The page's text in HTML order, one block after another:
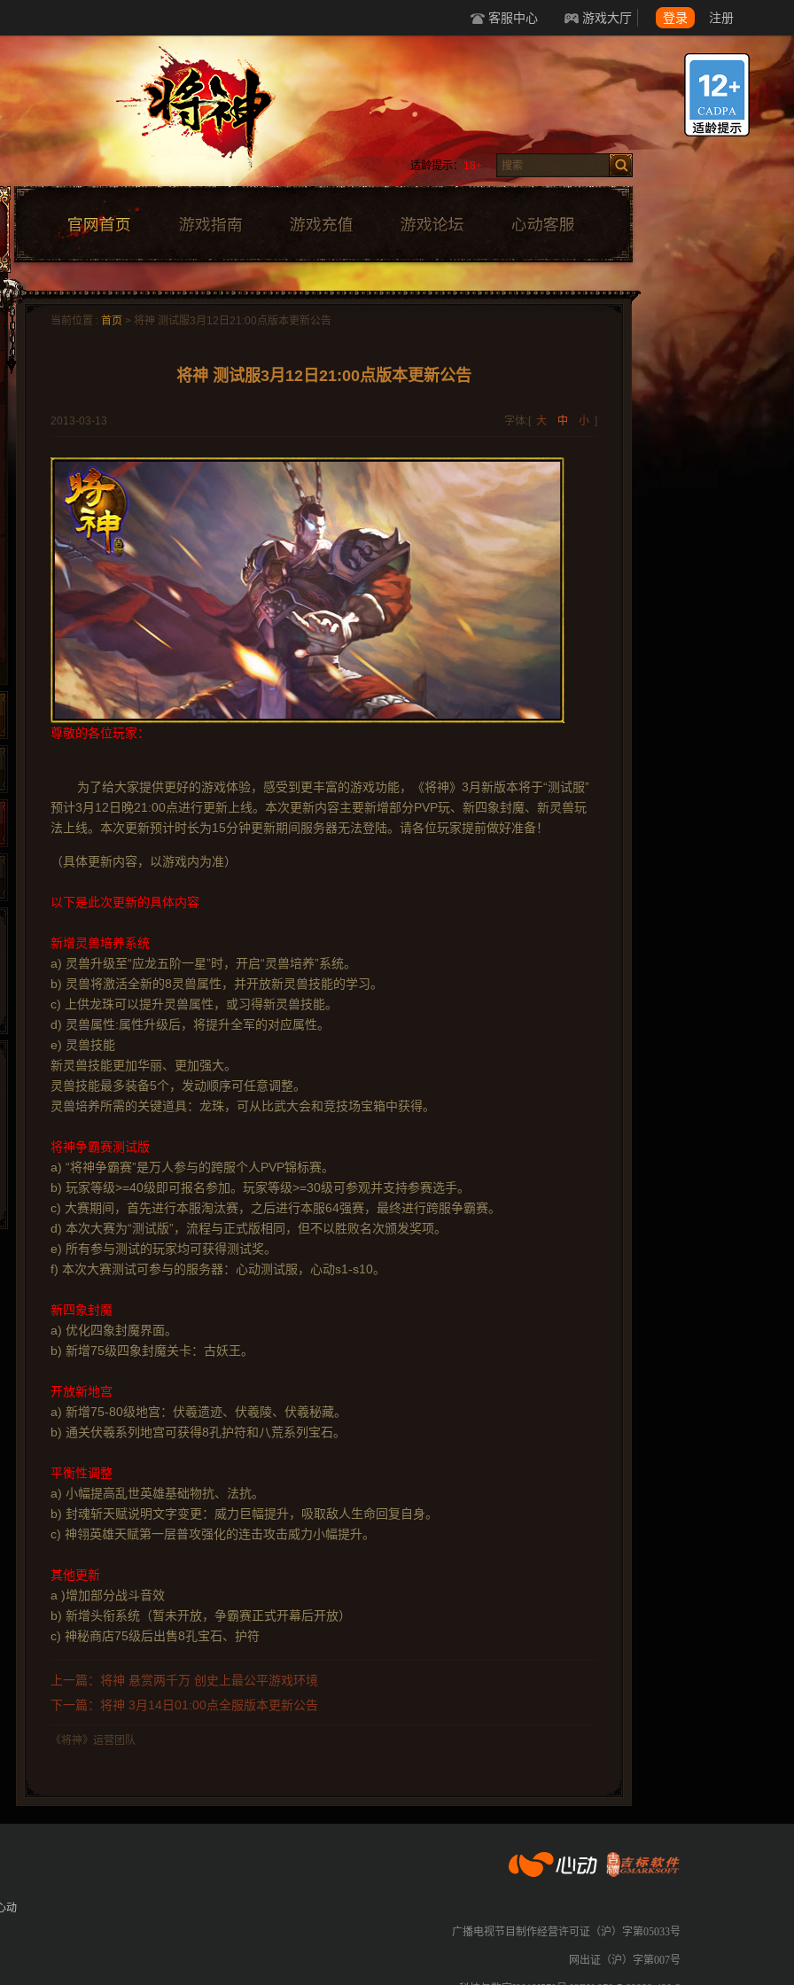
客服中心 游戏大厅 登录 注册
适龄提示： 18+
页游网
网易游戏
多玩
Cwan
游一游
5617网游网 一游网
开服网
当前位置 : 首页 > 将神 测试服3月12日21​:00点版本更新公告
将神 测试服3月12日21​:00点版本更新公告
2013-03-13 字体:[ 大 中 小 ]
尊敬的各位玩家：
为了给大家提供更好的游戏体验，感受到更丰富的游戏功能，《将神》3月新版本将于“测试服”
预计3月12日晚21:00点进行更新上线。本次更新内容主要新增部分PVP玩、新四象封魔、新灵兽玩
法上线。本次更新预计时长为15分钟更新期间服务器无法登陆。请各位玩家提前做好准备！
（具体更新内容，以游戏内为准）
以下是此次更新的具体内容
新增灵兽培养系统
a) 灵兽升级至“应龙五阶一星”时，开启“灵兽培养”系统。
b) 灵兽将激活全新的8灵兽属性，并开放新灵兽技能的学习。
c) 上供龙珠可以提升灵兽属性，或习得新灵兽技能。
d) 灵兽属性:属性升级后，将提升全军的对应属性。
e) 灵兽技能
新灵兽技能更加华丽、更加强大。
灵兽技能最多装备5个，发动顺序可任意调整。
灵兽培养所需的关键道具：龙珠，可从比武大会和竞技场宝箱中获得。
将神争霸赛测试版
a) “将神争霸赛”是万人参与的跨服个人PVP锦标赛。
b) 玩家等级>=40级即可报名参加。玩家等级>=30级可参观并支持参赛选手。
c) 大赛期间，首先进行本服淘汰赛，之后进行本服64强赛，最终进行跨服争霸赛。
d) 本次大赛为“测试版”，流程与正式版相同，但不以胜败名次颁发奖项。
e) 所有参与测试的玩家均可获得测试奖。
f) 本次大赛测试可参与的服务器：心动测试服，心动s1-s10。
新四象封魔
a) 优化四象封魔界面。
b) 新增75级四象封魔关卡：古妖王。
开放新地宫
a) 新增75-80级地宫：伏羲遗迹、伏羲陵、伏羲秘藏。
b) 通关伏羲系列地宫可获得8孔护符和八荒系列宝石。
平衡性调整
a) 小幅提高乱世英雄基础物抗、法抗。
b) 封魂斩天赋说明文字变更：威力巨幅提升，吸取敌人生命回复自身。
c) 神翎英雄天赋第一层普攻强化的连击攻击威力小幅提升。
其他更新
a )增加部分战斗音效
b) 新增头衔系统（暂未开放，争霸赛正式开幕后开放）
c) 神秘商店75级后出售8孔宝石、护符
上一篇：将神 悬赏两千万 创史上最公平游戏环境
下一篇：将神 3月14日01​:00点全服版本更新公告
《将神》运营团队
动
广播电视节目制作经营许可证（沪）字第05033号
网出证（沪）字第007号
心动网络